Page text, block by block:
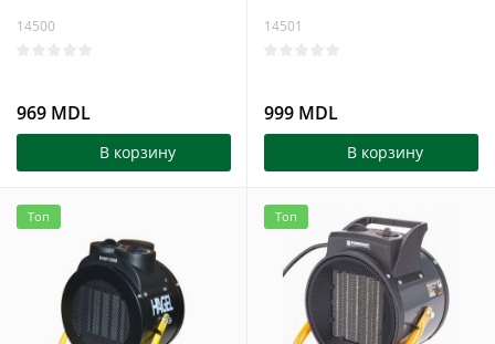
14500
969 MDL
В корзину
14501
999 MDL
В корзину
Топ Топ